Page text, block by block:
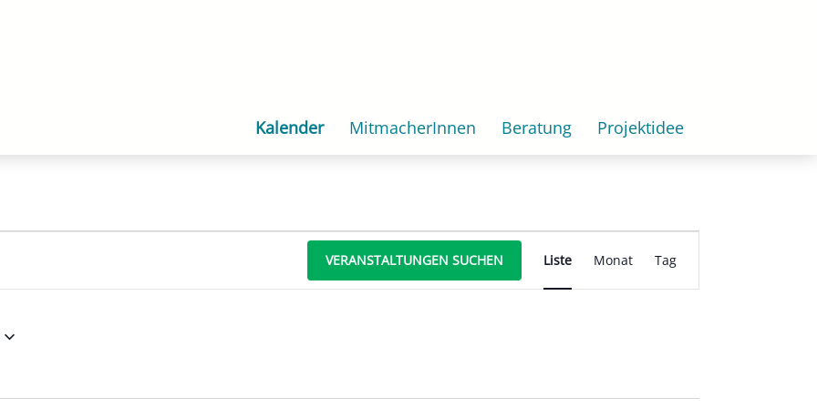
Kalender MitmacherInnen Beratung Projektidee
VERANSTALTUNGEN SUCHEN
Ansichten-
Liste Monat Tag